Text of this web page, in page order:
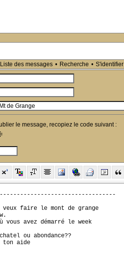
Liste des messages • Recherche • S'identifier
le message, recopiez le code suivant :